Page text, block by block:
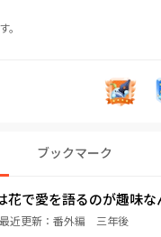
ブックマーク
花で愛を語るのが趣味
最近更新： 番外編 三年後